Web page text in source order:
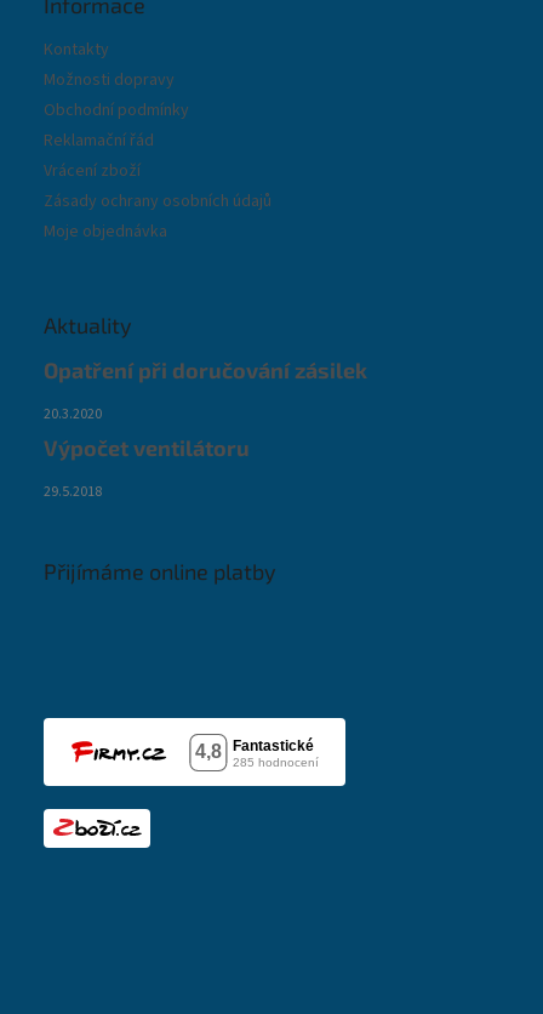
Kontakty
Možnosti dopravy
Obchodní podmínky
Reklamační řád
Vrácení zboží
Zásady ochrany osobních údajů
Moje objednávka
Aktuality
Opatření při doručování zásilek
20.3.2020
Výpočet ventilátoru
29.5.2018
Přijímáme online platby